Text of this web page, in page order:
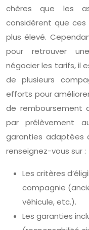
chères que les
considèrent que
plus élevé.
pour retrouver
négocier les tarifs, il
de plusieurs
efforts pour
de remboursement
par prélèvement
garanties adaptées
renseignez-vous sur :
Les critères
compagnie
véhicule, etc.).
Les garanties